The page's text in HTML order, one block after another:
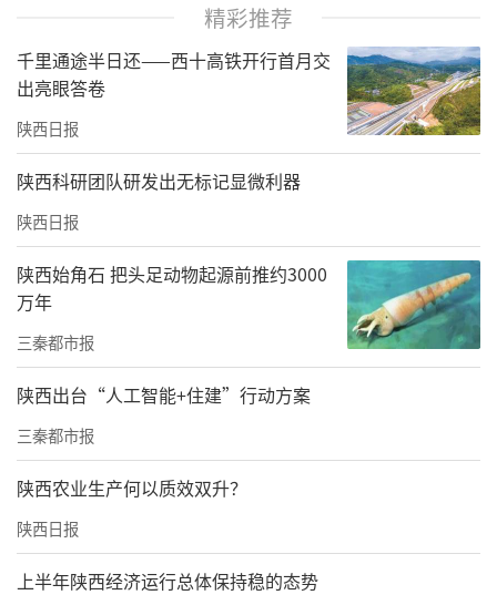
吴奎在致辞中指出，汉阴县矿山应急救援队的
组建成立，是提升应急救援能力、建立健全应
急救援体系的重大举措。应急救援队伍要认真
贯彻落实“人民至上、生命至上”理念，在加
强队伍建设的基础上，进一步强化业务培训和
实战演练，不断提高实战能力和水平，各级各
部门各单位要加强协作配合，大力支持应急救
援工作。
精彩推荐
千里通途半日还——西十高铁开行首月交
出亮眼答卷
陕西日报
陕西科研团队研发出无标记显微利器
陕西日报
陕西始角石 把头足动物起源前推约3000
万年
三秦都市报
陕西出台“人工智能+住建”行动方案
三秦都市报
陕西农业生产何以质效双升？
陕西日报
上半年陕西经济运行总体保持稳的态势